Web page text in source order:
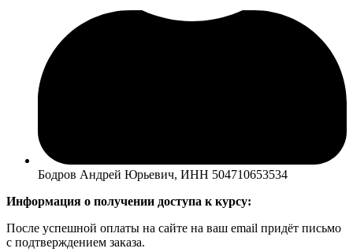
Бодров Андрей Юрьевич, ИНН 504710653534
Информация о получении доступа к курсу:
После успешной оплаты на сайте на ваш email придёт письмо
с подтверждением заказа.